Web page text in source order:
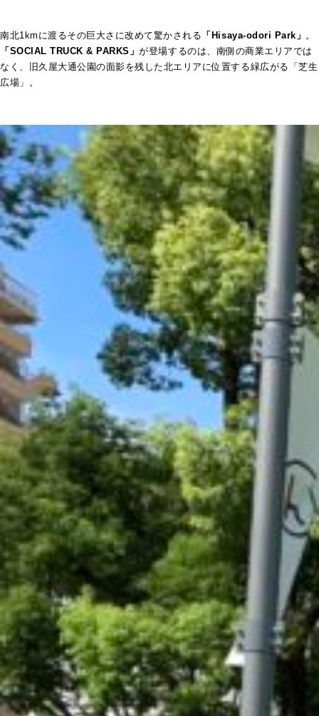
南北1kmに渡るその巨大さに改めて驚かされる 「Hisaya-odori Park」 。
「SOCIAL TRUCK & PARKS」が登場するのは、南側の商業エリアでは
なく、旧久屋大通公園の面影を残した北エリアに位置する緑広がる「芝生
広場」。